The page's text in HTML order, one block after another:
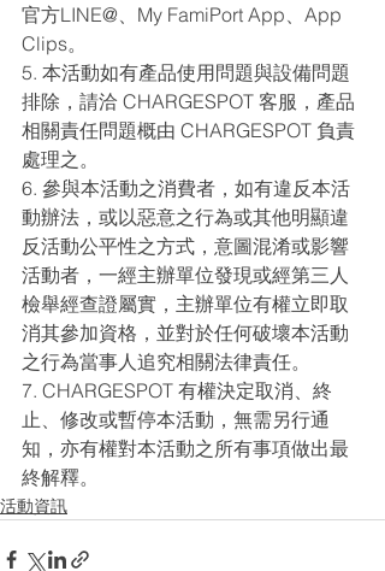
官方LINE@、My FamiPort App、App
Clips。
5. 本活動如有產品使用問題與設備問題
排除，請洽 CHARGESPOT 客服，產品
相關責任問題概由 CHARGESPOT 負責
處理之。
6. 參與本活動之消費者，如有違反本活
動辦法，或以惡意之行為或其他明顯違
反活動公平性之方式，意圖混淆或影響
活動者，一經主辦單位發現或經第三人
檢舉經查證屬實，主辦單位有權立即取
消其參加資格，並對於任何破壞本活動
之行為當事人追究相關法律責任。
7. CHARGESPOT 有權決定取消、終
止、修改或暫停本活動，無需另行通
知，亦有權對本活動之所有事項做出最
終解釋。
活動資訊